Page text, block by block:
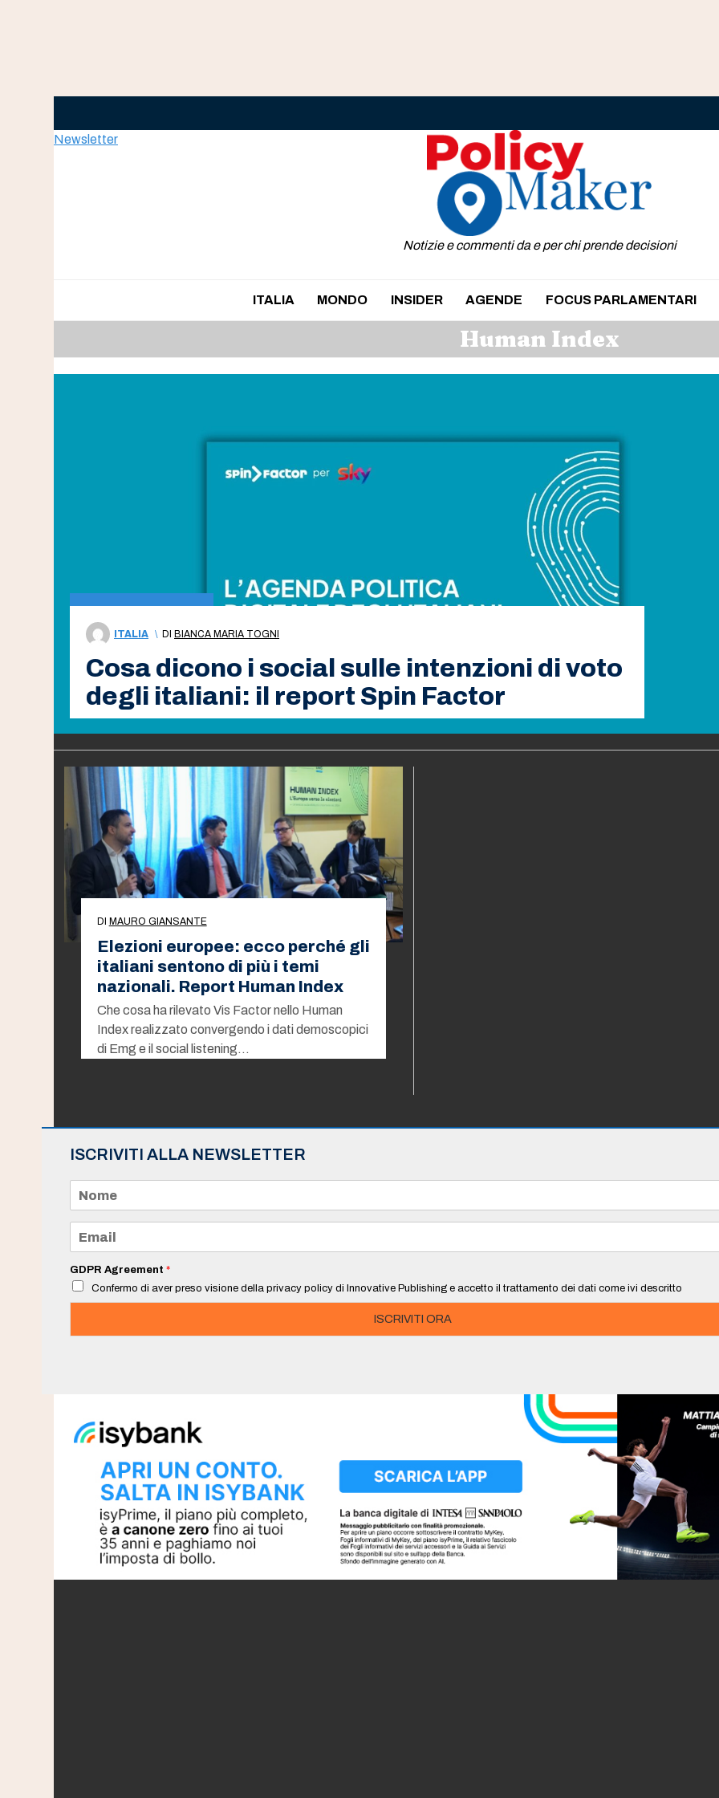
Newsletter
Notizie e commenti da e per chi prende decisioni
ITALIA MONDO INSIDER AGENDE FOCUS PARLAMENTARI
Human Index
ITALIA \ DI BIANCA MARIA TOGNI
Cosa dicono i social sulle intenzioni di voto
degli italiani: il report Spin Factor
DI MAURO GIANSANTE
Elezioni europee: ecco perché gli
italiani sentono di più i temi
nazionali. Report Human Index
Che cosa ha rilevato Vis Factor nello Human
Index realizzato convergendo i dati demoscopici
di Emg e il social listening…
ISCRIVITI ALLA NEWSLETTER
m
e
a
i
*
GDPR Agreement *
Confermo di aver preso visione della privacy policy di Innovative Publishing e accetto il trattamento dei dati come ivi descritto
ISCRIVITI ORA